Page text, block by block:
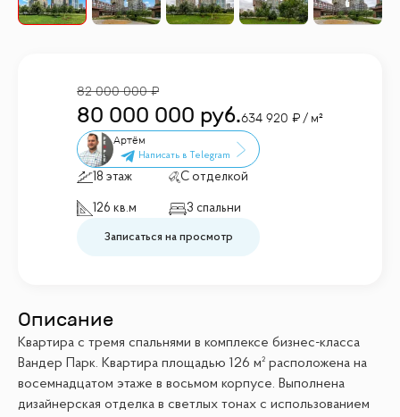
82 000 000
80 000 000 руб.634 920 / м²
Артём
18 этаж С отделкой
126 кв.м 3 спальни
Записаться на просмотр
Описание
Квартира с тремя спальнями в комплексе бизнес-класса
Вандер Парк. Квартира площадью 126 м² расположена на
восемнадцатом этаже в восьмом корпусе. Выполнена
дизайнерская отделка в светлых тонах с использованием